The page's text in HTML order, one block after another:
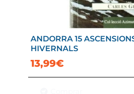
ANDORRA 15
HIVERNALS
13,99€